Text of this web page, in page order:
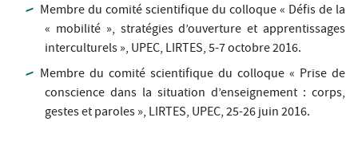
Membre du comité scientifique du colloque « Défis de la
« mobilité », stratégies d’ouverture et apprentissages
interculturels », UPEC, LIRTES, 5-7 octobre 2016.
Membre du comité scientifique du colloque « Prise de
conscience dans la situation d’enseignement : corps,
gestes et paroles », LIRTES, UPEC, 25-26 juin 2016.